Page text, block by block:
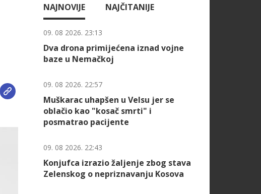
NAJNOVIJE NAJČITANIJE
09. 08 2026. 23:13
Dva drona primijećena iznad vojne
baze u Nemačkoj
09. 08 2026. 22:57
Muškarac uhapšen u Velsu jer se
oblačio kao "kosač smrti" i
posmatrao pacijente
09. 08 2026. 22:43
Konjufca izrazio žaljenje zbog stava
Zelenskog o nepriznavanju Kosova